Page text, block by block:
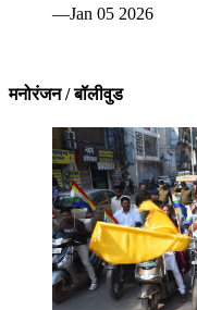
—Jan 05 2026
मनोरंजन / बॉलीवुड